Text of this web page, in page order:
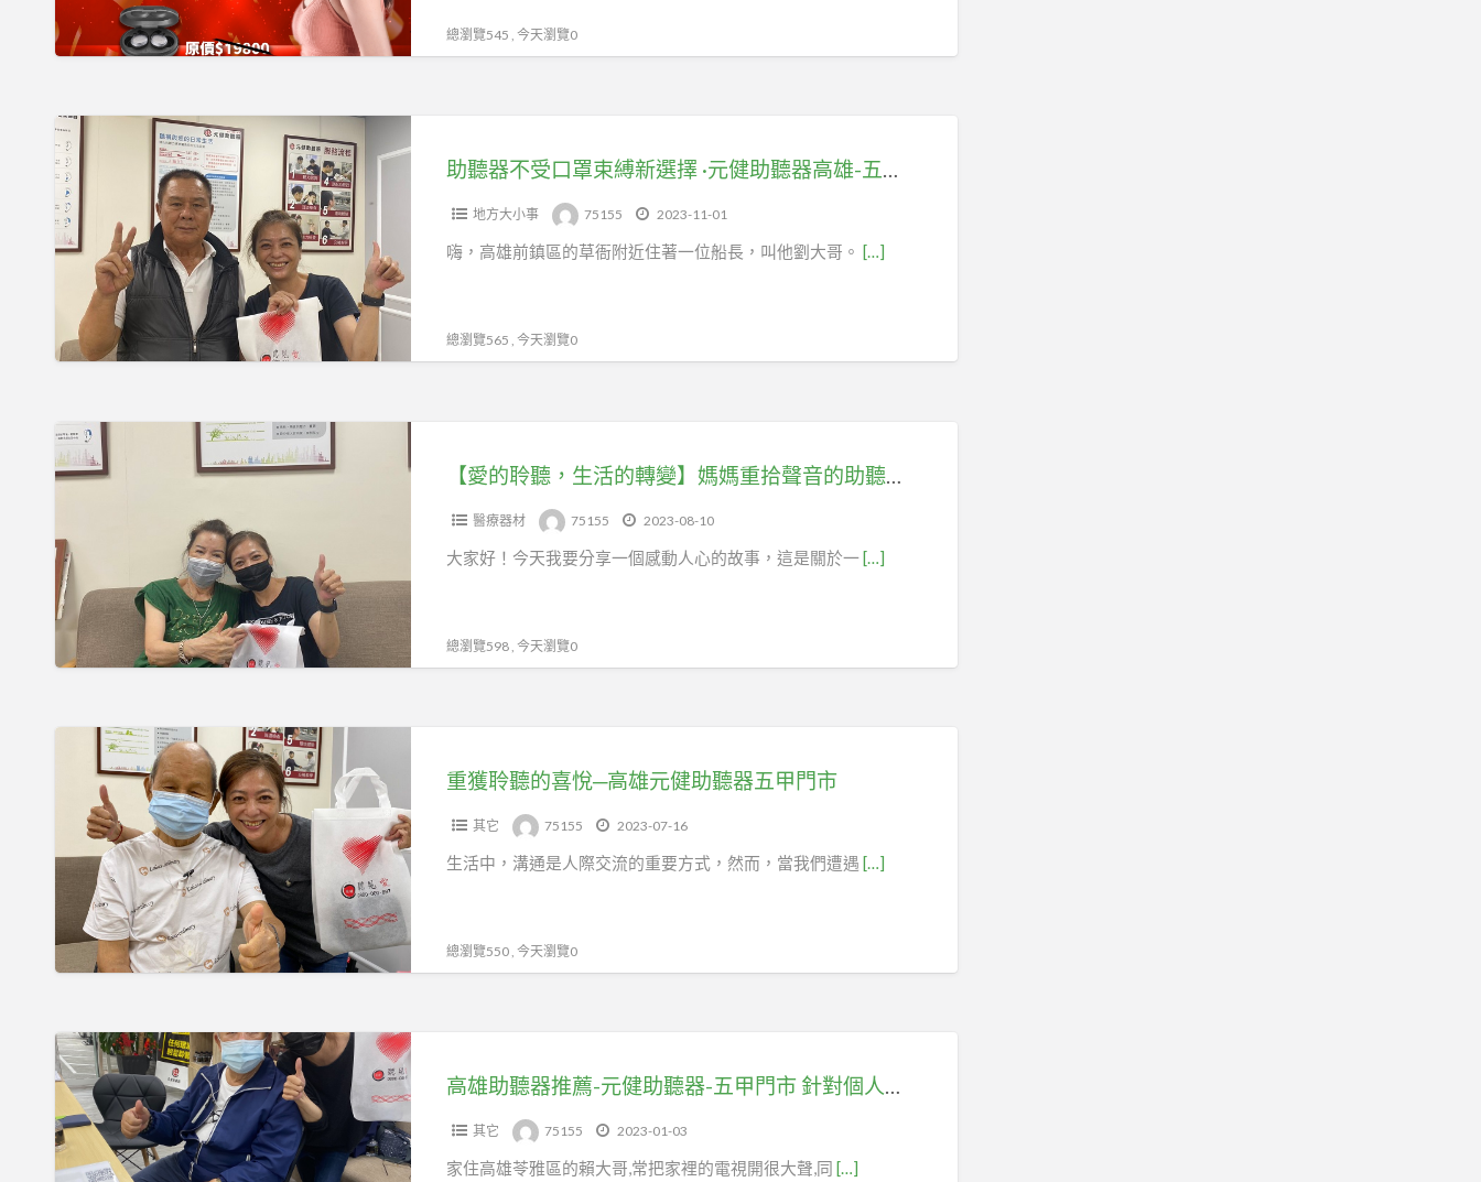
到
了！
爸
瞬
間
讓
享
聲
鎮
旗
大
林
蒲
大
坪
頂
林
園
助
推
薦
｜
市
省
6000
元
健
國
產
五
服
務
中
總瀏覽545 , 今天瀏覽0
助
聽
器
不
受
束
縛
選
擇
·
健
助
聽
器
高
五
助聽器不受口罩束縛新選擇 ·元健助聽器高雄-五甲門市
地方大小事 75155 2023-11-01
嗨，高雄前鎮區的草衙附近住著一位船長，叫他劉大哥。 […]
總瀏覽565 , 今天瀏覽0
【愛
的
生
活
的
變】
媽
音
聽
器
驗-
元
健
助
聽
【愛的聆聽，生活的轉變】媽媽重拾聲音的助聽器體驗-元健助聽器五甲店
醫療器材 75155 2023-08-10
大家好！今天我要分享一個感動人心的故事，這是關於一[…]
總瀏覽598 , 今天瀏覽0
的
─
高
元
健
助
聽
器
重獲聆聽的喜悅─高雄元健助聽器五甲門市
其它 75155 2023-07-16
生活中，溝通是人際交流的重要方式，然而，當我們遭遇 […]
總瀏覽550 , 今天瀏覽0
高
雄
助
聽
器
高雄助聽器推薦-元健助聽器-五甲門市 針對個人需求推薦適合助聽器 才是最重要
其它 75155 2023-01-03
家住高雄苓雅區的賴大哥,常把家裡的電視開很大聲,同 […]